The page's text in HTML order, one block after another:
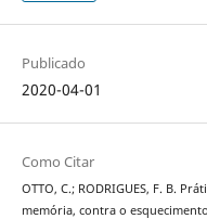
Publicado
2020-04-01
Como Citar
OTTO, C.; RODRIGUES, F. B.
memória, contra o